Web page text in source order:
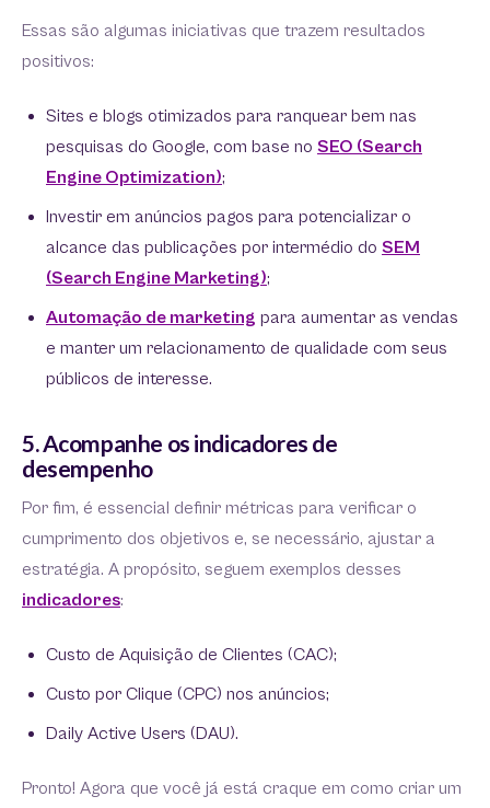
Essas são algumas iniciativas que trazem resultados
positivos:
Sites e blogs otimizados para ranquear bem nas
pesquisas do Google, com base no SEO (Search
Engine Optimization);
Investir em anúncios pagos para potencializar o
alcance das publicações por intermédio do SEM
(Search Engine Marketing);
Automação de marketing para aumentar as vendas
e manter um relacionamento de qualidade com seus
públicos de interesse.
5. Acompanhe os indicadores de
desempenho
Por fim, é essencial definir métricas para verificar o
cumprimento dos objetivos e, se necessário, ajustar a
estratégia. A propósito, seguem exemplos desses
indicadores:
Custo de Aquisição de Clientes (CAC);
Custo por Clique (CPC) nos anúncios;
Daily Active Users (DAU).
Pronto! Agora que você já está craque em como criar um